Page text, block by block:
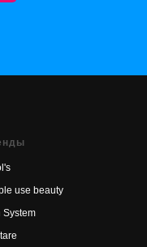
use beauty
System